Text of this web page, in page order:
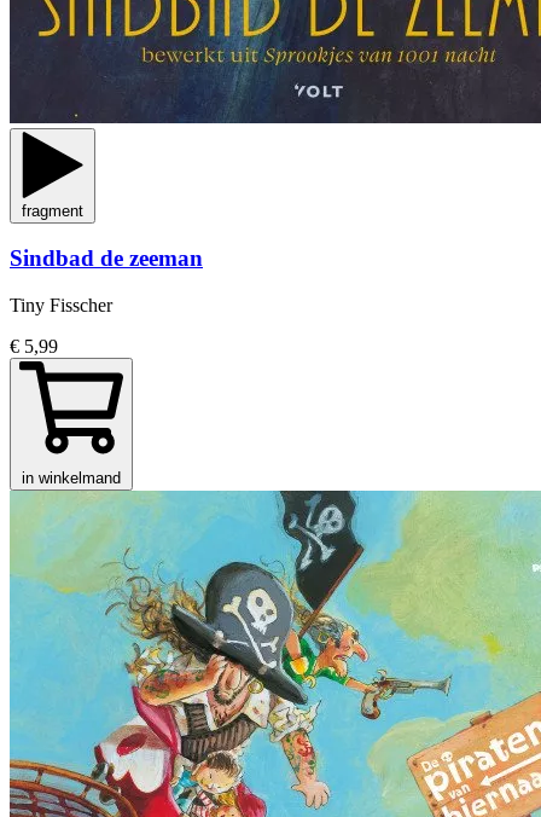
fragment
Sindbad de zeeman
Tiny Fisscher
€ 5,99
in winkelmand